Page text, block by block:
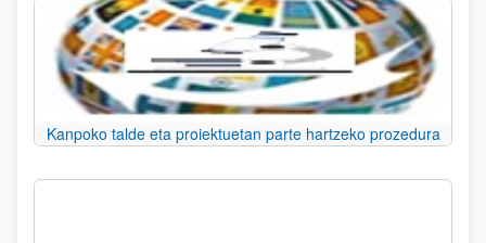
Kanpoko talde eta proiektuetan parte hartzeko prozedura